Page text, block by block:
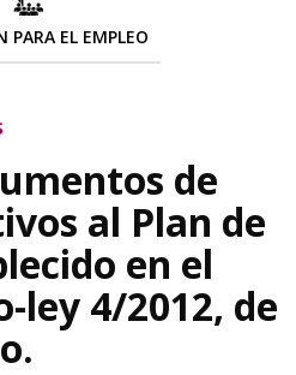
PARA EL EMPLEO
de
al Plan de
en el
ley 4/2012, de